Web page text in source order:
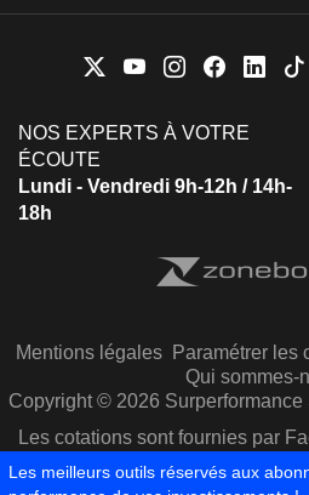
NOS EXPERTS À VOTRE
ÉCOUTE
Lundi - Vendredi 9h-12h / 14h-
18h
Mentions légales Paramétrer les
Qui sommes-
Copyright © 2026 Surperformance
Les cotations sont fournies par
Capital IQ
Les meilleurs outils réservés aux